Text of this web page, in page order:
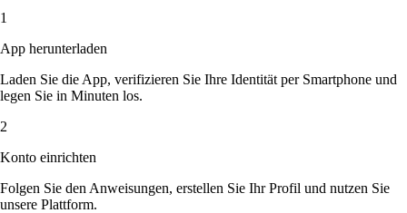
1
App herunterladen
Laden Sie die App, verifizieren Sie Ihre Identität per Smartphone und
legen Sie in Minuten los.
2
Konto einrichten
Folgen Sie den Anweisungen, erstellen Sie Ihr Profil und nutzen Sie
unsere Plattform.